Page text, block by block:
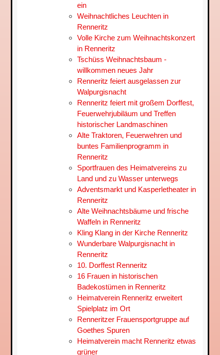
ein
Weihnachtliches Leuchten in
Renneritz
Volle Kirche zum Weihnachtskonzert
in Renneritz
Tschüss Weihnachtsbaum -
willkommen neues Jahr
Renneritz feiert ausgelassen zur
Walpurgisnacht
Renneritz feiert mit großem Dorffest,
Feuerwehrjubiläum und Treffen
historischer Landmaschinen
Alte Traktoren, Feuerwehren und
buntes Familienprogramm in
Renneritz
Sportfrauen des Heimatvereins zu
Land und zu Wasser unterwegs
Adventsmarkt und Kasperletheater in
Renneritz
Alte Weihnachtsbäume und frische
Waffeln in Renneritz
Kling Klang in der Kirche Renneritz
Wunderbare Walpurgisnacht in
Renneritz
10. Dorffest Renneritz
16 Frauen in historischen
Badekostümen in Renneritz
Heimatverein Renneritz erweitert
Spielplatz im Ort
Renneritzer Frauensportgruppe auf
Goethes Spuren
Heimatverein macht Renneritz etwas
grüner